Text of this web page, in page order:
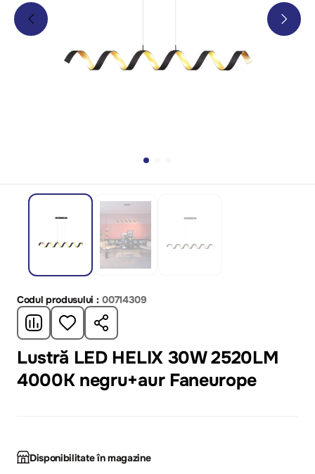
Codul produsului : 00714309
Lustră LED HELIX 30W 2520LM
4000K negru+aur Faneurope
Disponibilitate în magazine